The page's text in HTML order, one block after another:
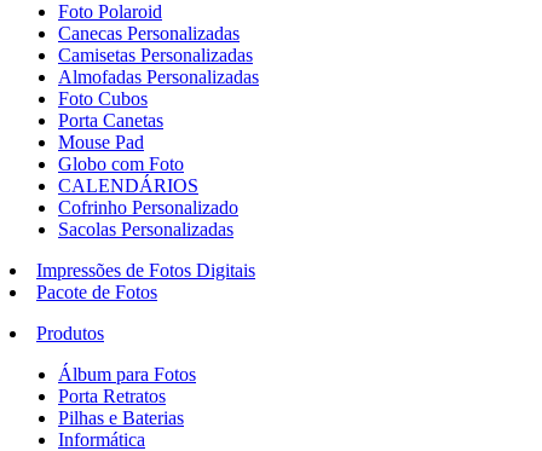
Foto Polaroid
Canecas Personalizadas
Camisetas Personalizadas
Almofadas Personalizadas
Foto Cubos
Porta Canetas
Mouse Pad
Globo com Foto
CALENDÁRIOS
Cofrinho Personalizado
Sacolas Personalizadas
Impressões de Fotos Digitais
Pacote de Fotos
Produtos
Álbum para Fotos
Porta Retratos
Pilhas e Baterias
Informática